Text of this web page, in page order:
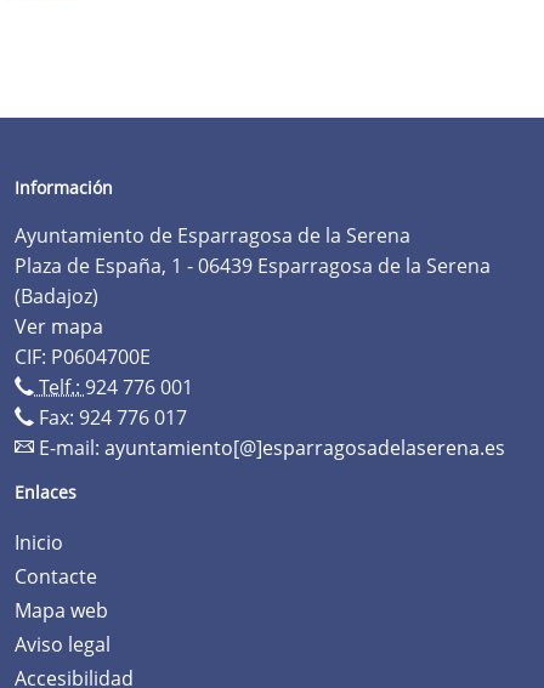
Información
Ayuntamiento de Esparragosa de la Serena
Plaza de España, 1 - 06439 Esparragosa de la Serena
(Badajoz)
Ver mapa
CIF: P0604700E
Telf.: 924 776 001
Fax: 924 776 017
E-mail: ayuntamiento[@]esparragosadelaserena.es
Enlaces
Inicio
Contacte
Mapa web
Aviso legal
Accesibilidad